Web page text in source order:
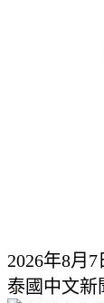
2026年8月
泰國中文